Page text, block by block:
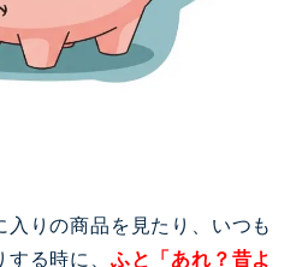
りの商品を見たり、いつも
る時に、 ふと「あれ？昔よ